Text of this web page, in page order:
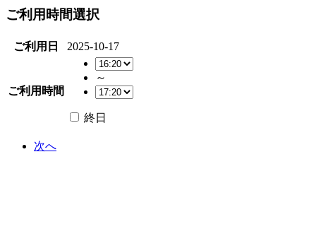
ご利用時間選択
ご利用日 2025-10-17
ご利用時間
～
終日
次へ